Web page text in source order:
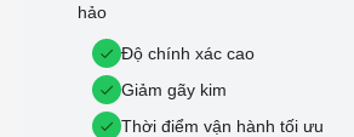
hảo
Độ chính xác cao
Giảm gãy kim
Thời điểm vận hành tối ưu